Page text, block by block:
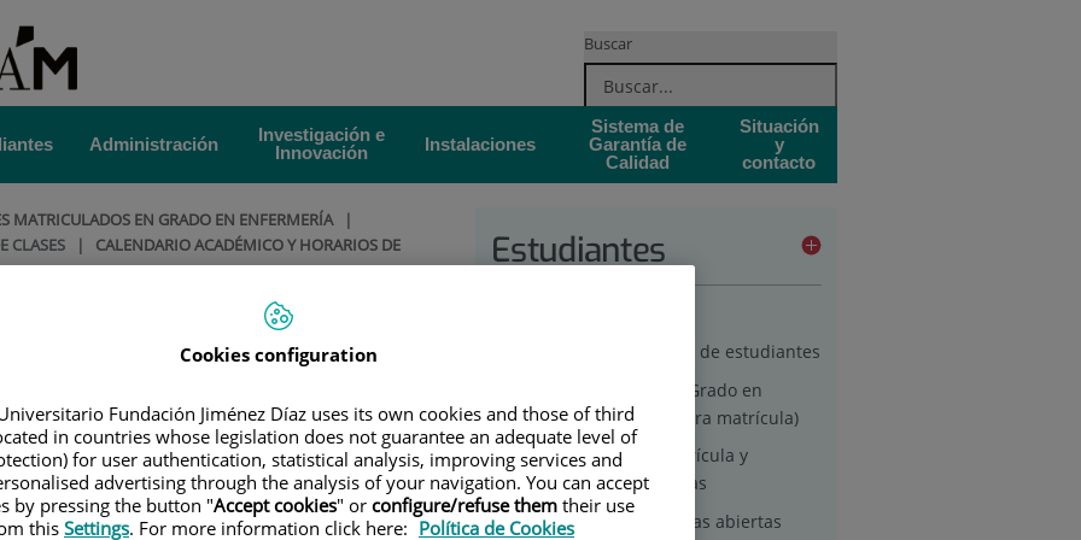
Buscar
Administración
Investigación e
Innovación
Instalaciones
Sistema de
Garantía de
Calidad
Situación
y
contacto
MATRICULADOS EN GRADO EN ENFERMERÍA |
CLASES | CALENDARIO ACADÉMICO Y HORARIOS DE
y horarios de
Villalba
(240.3KB)(1 página)
Estudiantes
Acceso y admisión de estudiantes
Matriculación en Grado en
Enfermería (primera matrícula)
Anulación de matrícula y
devolución de tasas
Jornadas de puertas abiertas
Cookies configuration
Fundación Jiménez Díaz uses its own cookies and those of third
in countries whose legislation does not guarantee an adequate level of
for user authentication, statistical analysis, improving services and
advertising through the analysis of your navigation. You can accept
by pressing the button "Accept cookies" or configure/refuse them their use
thisSettings. For more information click here: Política de Cookies